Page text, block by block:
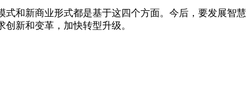
和新商业形式都是基于这四个方面。今后，要发展智慧
新和变革，加快转型升级。